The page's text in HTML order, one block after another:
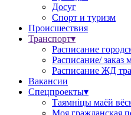
Досуг
Спорт и туризм
Происшествия
Транспорт▾
Расписание
Расписание/ заказ
Расписание ЖД
Вакансии
Спецпроекты▾
Таямніцы маёй
Моя гражданская